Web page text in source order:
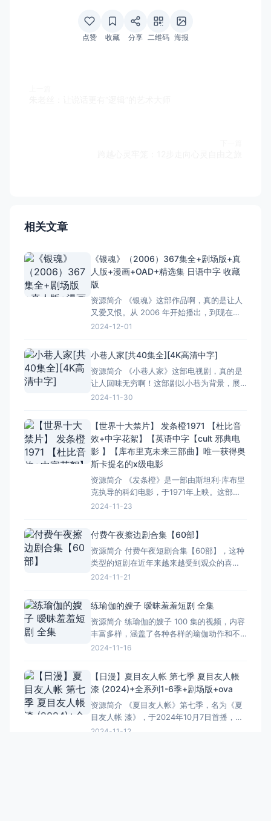
点赞 收藏 分享 二维码 海报
相关文章
《银魂》（2006）367集全+剧场版+真
人版+漫画+OAD+精选集 日语中字 收藏
版
资源简介 《银魂》这部作品啊，真的是让人
又爱又恨。从 2006 年开始播出，到现在都
367 集全了，还有剧场版、真人版、漫画、
丝来说，那收藏版简直就是梦寐以求的。 这
部剧啊，搞笑的时候能让你笑出腹肌，那些
无厘头
2024-12-01
小巷人家[共40集全][4K高清中字]
资源简介 《小巷人家》这部电视剧，真的是
让人回味无穷啊！这部剧以小巷为背景，展
现了普通百姓家的生活百态。一共40集，每
通的小巷。演员们的表演也很接地气，让人
感觉就像是在看自己邻居的故事。特别是那
些细节描写，真的让人
2024-11-30
【世界十大禁片】 发条橙1971 【杜比音
效+中字花絮】【英语中字【cult 邪典电
影 】【库布里克未来三部曲】唯一获得奥
斯卡提名的x级电影
资源简介 《发条橙》是一部由斯坦利·库布里
克执导的科幻电影，于1971年上映。这部电
影因其大量的暴力和性内容而在英国被禁30
的少年亚历克斯在经历“厌恶疗法”后，试图适
应社会规范的故事。这种疗法试图通过生理
和心理的双重手段来消
2024-11-23
付费午夜擦边剧合集【60部】
资源简介 付费午夜短剧合集【60部】，这种
类型的短剧在近年来越来越受到观众的喜
爱。它们通常以紧凑的剧情、丰富的人物形
理到爱情故事，从喜剧搞笑到科幻冒险，有
尽有。每一部短剧经过精心制作，画面精
美，音效出色，给观众带来
2024-11-21
练瑜伽的嫂子 暧昧羞羞短剧 全集
资源简介 练瑜伽的嫂子 100 集的视频，内容
丰富多样，涵盖了各种各样的瑜伽动作和不
同的练习场景。 视频里的嫂子可不一般，她
配合到身体的姿态，都交代得明明白白。而
且她的动作特别标准，无论是高难度的倒立
还是优雅的伸展，
2024-11-16
【日漫】夏目友人帐 第七季 夏目友人帳
漆 (2024)+全系列1-6季+剧场版+ova
资源简介 《夏目友人帐》第七季，名为《夏
目友人帐 漆》，于2024年10月7日首播，延
续了系列的经典，深受观众喜爱。这部作品
2024-11-12